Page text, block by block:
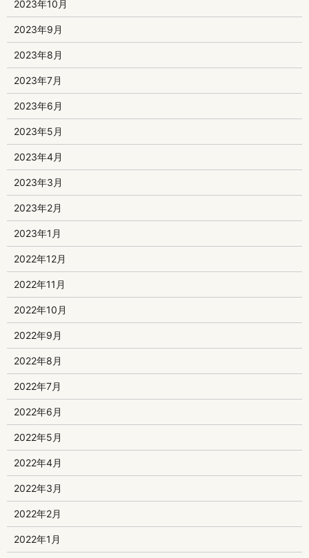
2023年10月
2023年9月
2023年8月
2023年7月
2023年6月
2023年5月
2023年4月
2023年3月
2023年2月
2023年1月
2022年12月
2022年11月
2022年10月
2022年9月
2022年8月
2022年7月
2022年6月
2022年5月
2022年4月
2022年3月
2022年2月
2022年1月